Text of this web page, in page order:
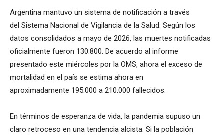
Argentina mantuvo un sistema de notificación a través
del Sistema Nacional de Vigilancia de la Salud. Según los
datos consolidados a mayo de 2026, las muertes notificadas
oficialmente fueron 130.800. De acuerdo al informe
presentado este miércoles por la OMS, ahora el exceso de
mortalidad en el país se estima ahora en
aproximadamente 195.000 a 210.000 fallecidos.
En términos de esperanza de vida, la pandemia supuso un
claro retroceso en una tendencia alcista. Si la población